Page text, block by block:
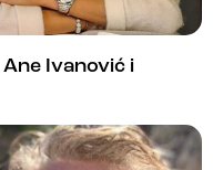
Ivanović i